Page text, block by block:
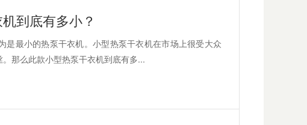
到底有多小？
最小的热泵干衣机。小型热泵干衣机在市场上很受大众
那么此款小型热泵干衣机到底有多...